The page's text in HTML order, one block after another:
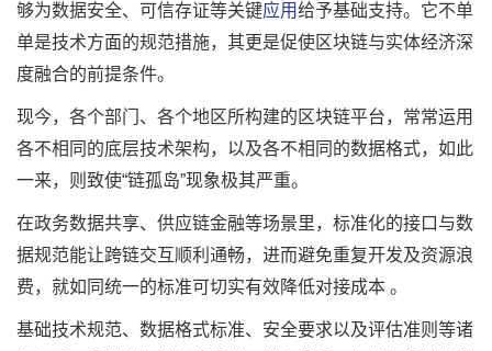
够为数据安全、可信存证等关键应用给予基础支持。它不单
单是技术方面的规范措施，其更是促使区块链与实体经济深
度融合的前提条件。
现今，各个部门、各个地区所构建的区块链平台，常常运用
各不相同的底层技术架构，以及各不相同的数据格式，如此
一来，则致使“链孤岛”现象极其严重。
在政务数据共享、供应链金融等场景里，标准化的接口与数
据规范能让跨链交互顺利通畅，进而避免重复开发及资源浪
费，就如同统一的标准可切实有效降低对接成本 。
基础技术规范、数据格式标准、安全要求以及评估准则等诸